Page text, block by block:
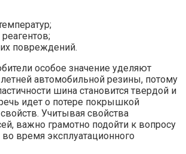
повреждений.
особое значение уделяют
автомобильной резины, потому
шина становится твердой и
идет о потере покрышкой
Учитывая свойства
важно грамотно подойти к вопросу
время эксплуатационного